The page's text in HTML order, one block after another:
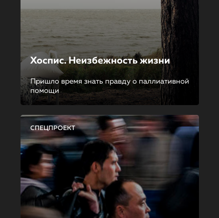
Хоспис. Неизбежность жизни
Пришло время знать правду о паллиативной
помощи
СПЕЦПРОЕКТ